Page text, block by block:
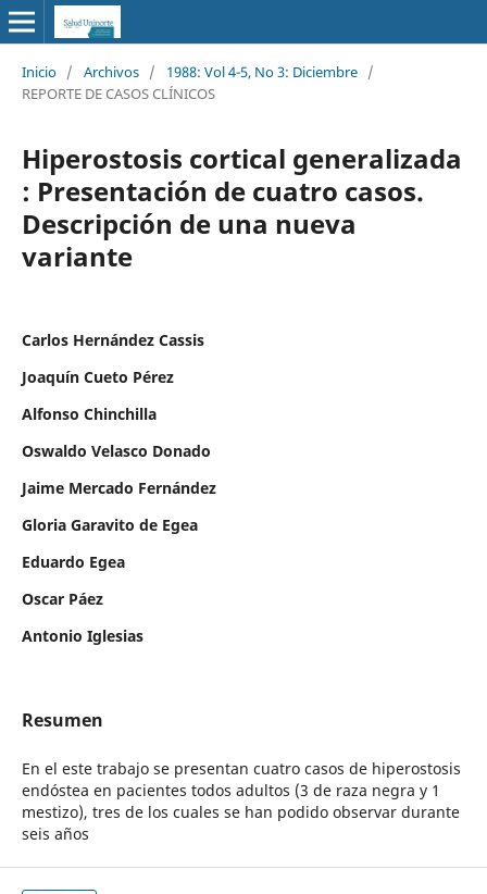
Inicio / Archivos / 1988: Vol 4-5, No 3: Diciembre /
REPORTE DE CASOS CLÍNICOS
Hiperostosis cortical generalizada
: Presentación de cuatro casos.
Descripción de una nueva
variante
Carlos Hernández Cassis
Joaquín Cueto Pérez
Alfonso Chinchilla
Oswaldo Velasco Donado
Jaime Mercado Fernández
Gloria Garavito de Egea
Eduardo Egea
Oscar Páez
Antonio Iglesias
Resumen
En el este trabajo se presentan cuatro casos de hiperostosis
endóstea en pacientes todos adultos (3 de raza negra y 1
mestizo), tres de los cuales se han podido observar durante
seis años